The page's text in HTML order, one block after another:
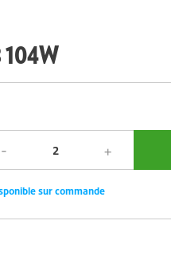
sur commande